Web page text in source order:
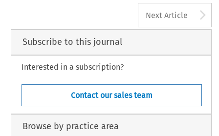
Next Article
Subscribe to this journal
Interested in a subscription?
Contact our sales team
Browse by practice area